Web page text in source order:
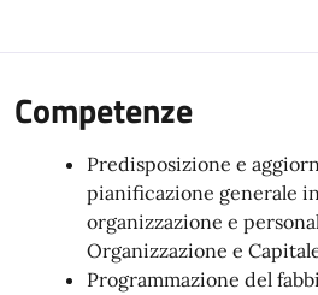
Competenze
Predisposizione e
pianificazione generale
organizzazione e
Organizzazione e
Programmazione del